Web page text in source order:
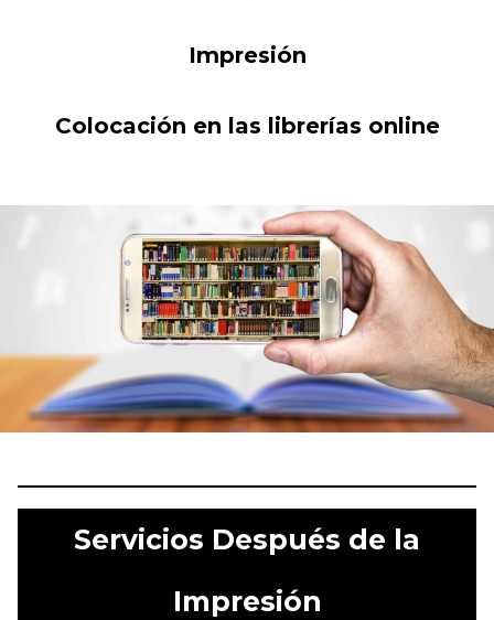
Impresión
Colocación en las librerías online
Servicios Después de la
Impresión